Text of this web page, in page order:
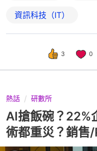
資訊科技（IT）
3 0
熱話 研數所
AI搶飯碗？
術都重災？銷售